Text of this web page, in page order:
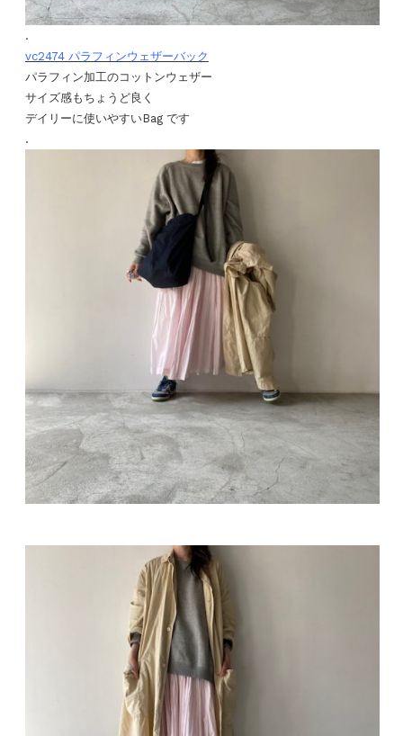
.
vc2474 パラフィンウェザーバック
パラフィン加工のコットンウェザー
サイズ感もちょうど良く
デイリーに使いやすいBag です
.